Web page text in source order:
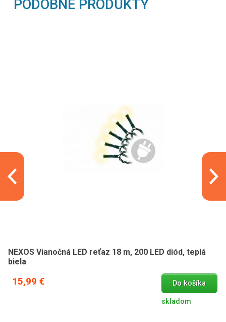
PODOBNÉ PRODUKTY
NEXOS Vianočná LED reťaz 18 m, 200 LED diód, teplá
biela
15,99 € Do košíka
skladom